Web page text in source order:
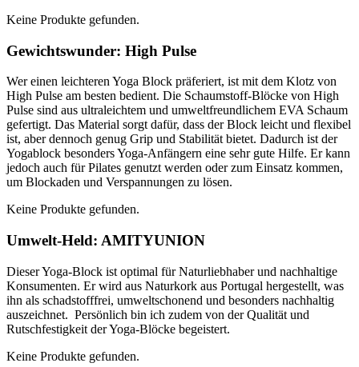
Keine Produkte gefunden.
Gewichtswunder: High Pulse
Wer einen leichteren Yoga Block präferiert, ist mit dem Klotz von
High Pulse am besten bedient. Die Schaumstoff-Blöcke von High
Pulse sind aus ultraleichtem und umweltfreundlichem EVA Schaum
gefertigt. Das Material sorgt dafür, dass der Block leicht und flexibel
ist, aber dennoch genug Grip und Stabilität bietet. Dadurch ist der
Yogablock besonders Yoga-Anfängern eine sehr gute Hilfe. Er kann
jedoch auch für Pilates genutzt werden oder zum Einsatz kommen,
um Blockaden und Verspannungen zu lösen.
Keine Produkte gefunden.
Umwelt-Held: AMITYUNION
Dieser Yoga-Block ist optimal für Naturliebhaber und nachhaltige
Konsumenten. Er wird aus Naturkork aus Portugal hergestellt, was
ihn als schadstofffrei, umweltschonend und besonders nachhaltig
auszeichnet. Persönlich bin ich zudem von der Qualität und
Rutschfestigkeit der Yoga-Blöcke begeistert.
Keine Produkte gefunden.